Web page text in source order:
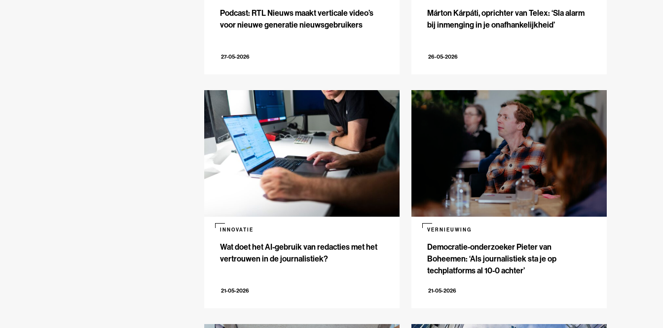
Podcast: RTL Nieuws maakt verticale video’s
voor nieuwe generatie nieuwsgebruikers
27-05-2026
Márton Kárpáti, oprichter van Telex: ‘Sla alarm
bij inmenging in je onafhankelijkheid’
26-05-2026
Wat doet het AI-gebruik van redacties met het
vertrouwen in de journalistiek?
INNOVATIE
21-05-2026
Democratie-onderzoeker Pieter van
Boheemen: ‘Als journalistiek sta je op
techplatforms al 10-0 achter’
VERNIEUWING
21-05-2026